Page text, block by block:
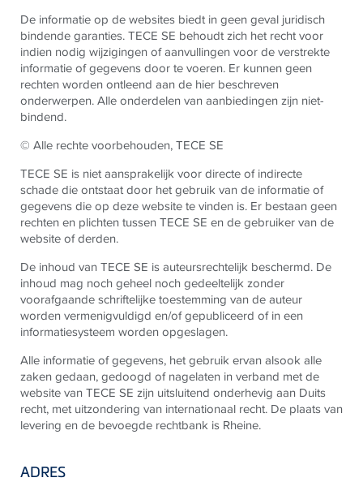
De informatie op de websites biedt in geen geval juridisch
bindende garanties. TECE SE behoudt zich het recht voor
indien nodig wijzigingen of aanvullingen voor de verstrekte
informatie of gegevens door te voeren. Er kunnen geen
rechten worden ontleend aan de hier beschreven
onderwerpen. Alle onderdelen van aanbiedingen zijn niet-
bindend.
© Alle rechte voorbehouden, TECE SE
TECE SE is niet aansprakelijk voor directe of indirecte
schade die ontstaat door het gebruik van de informatie of
gegevens die op deze website te vinden is. Er bestaan geen
rechten en plichten tussen TECE SE en de gebruiker van de
website of derden.
De inhoud van TECE SE is auteursrechtelijk beschermd. De
inhoud mag noch geheel noch gedeeltelijk zonder
voorafgaande schriftelijke toestemming van de auteur
worden vermenigvuldigd en/of gepubliceerd of in een
informatiesysteem worden opgeslagen.
Alle informatie of gegevens, het gebruik ervan alsook alle
zaken gedaan, gedoogd of nagelaten in verband met de
website van TECE SE zijn uitsluitend onderhevig aan Duits
recht, met uitzondering van internationaal recht. De plaats van
levering en de bevoegde rechtbank is Rheine.
ADRES